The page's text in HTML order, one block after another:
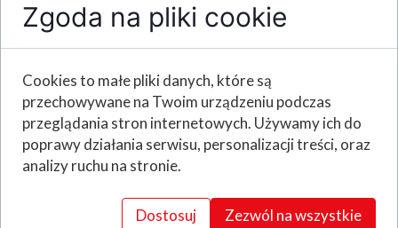
NOWOŚĆ !!!
Wprowadzamy do sprzedaży
legalizowany
dystrybutor płynu do
spryskiwaczy
Dane Adresowe
Zgoda na pliki cookie
Cookies to małe pliki danych, które są
przechowywane na Twoim urządzeniu podczas
przeglądania stron internetowych. Używamy ich do
poprawy działania serwisu, personalizacji treści, oraz
analizy ruchu na stronie.
Dostosuj Zezwól na wszystkie